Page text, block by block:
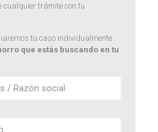
trámite con tu
tu caso individualmente
que estás buscando en tu